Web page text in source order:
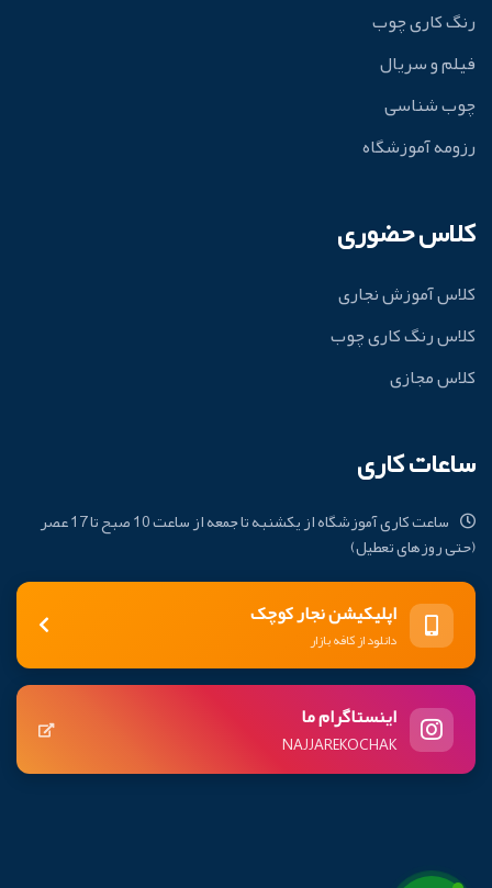
رنگ کاری چوب
فیلم و سریال
چوب شناسی
رزومه آموزشگاه
کلاس حضوری
کلاس آموزش نجاری
کلاس رنگ کاری چوب
کلاس مجازی
ساعات کاری
ساعت کاری آموزشگاه از یکشنبه تا جمعه از ساعت 10 صبح تا 17 عصر
(حتی روزهای تعطیل)
اپلیکیشن نجار کوچک
دانلود از کافه بازار
اینستاگرام ما
NAJJAREKOCHAK